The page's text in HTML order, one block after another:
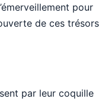
pour
de ces trésors
par leur coquille